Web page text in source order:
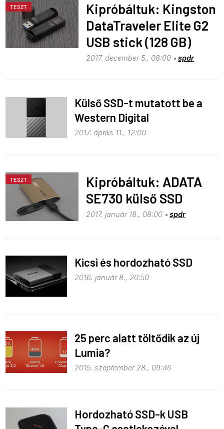
TESZT
Kipróbáltuk: Kingston
DataTraveler Elite G2
USB stick (128 GB)
2017. december 5., 08:00 spdr
Külső SSD-t mutatott be a
Western Digital
2017. április 11., 12:00
TESZT
Kipróbáltuk: ADATA
SE730 külső SSD
2017. január 18., 08:00 spdr
Kicsi és hordozható SSD
2016. január 8., 20:50
25 perc alatt töltődik az új
Lumia?
2015. szeptember 28., 09:46
Hordozható SSD-k USB